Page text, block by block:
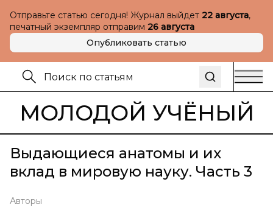
Отправьте статью сегодня! Журнал выйдет 22 августа,
печатный экземпляр отправим 26 августа
Опубликовать статью
МОЛОДОЙ УЧЁНЫЙ
Выдающиеся анатомы и их
вклад в мировую науку. Часть 3
Авторы